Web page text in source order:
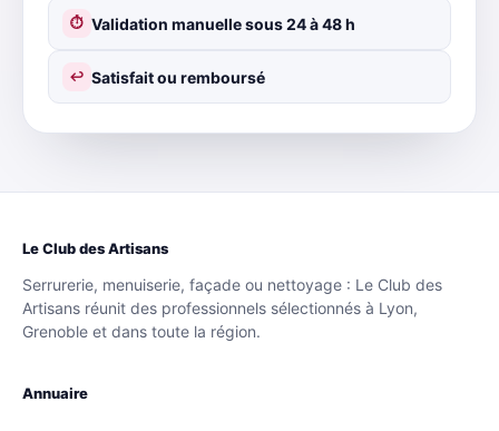
⏱ Validation manuelle sous 24 à 48 h
↩ Satisfait ou remboursé
Le Club des Artisans
Serrurerie, menuiserie, façade ou nettoyage : Le Club des
Artisans réunit des professionnels sélectionnés à Lyon,
Grenoble et dans toute la région.
Annuaire